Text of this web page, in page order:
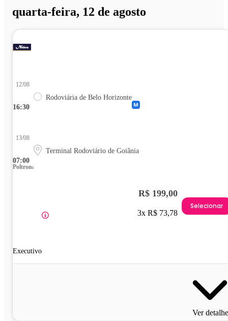
quarta-feira, 12 de agosto
16:30
12/08
Rodoviária de Belo Horizonte
07:00
13/08
Terminal Rodoviário de Goiânia
Poltrona
Executivo
R$ 199,00
3x R$ 73,78
Selecionar
Ver